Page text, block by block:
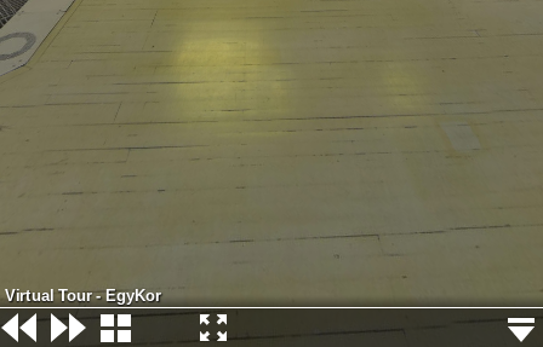
Virtual Tour - EgyKor